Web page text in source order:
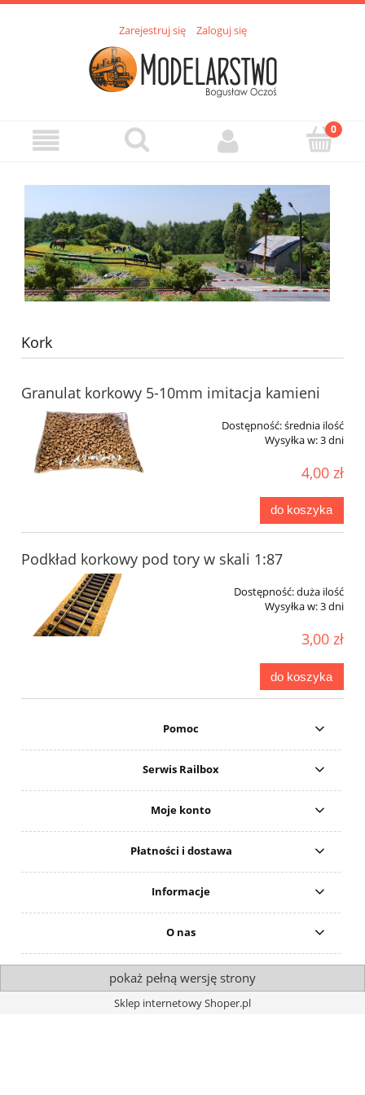
Zarejestruj się Zaloguj się
Kork
Granulat korkowy 5-10mm imitacja kamieni
Dostępność:średnia ilość
Wysyłka w:3 dni
4,00 zł
do koszyka
Podkład korkowy pod tory w skali 1:87
Dostępność:duża ilość
Wysyłka w:3 dni
3,00 zł
do koszyka
Pomoc
Serwis Railbox
Moje konto
Płatności i dostawa
Informacje
O nas
pokaż pełną wersję strony
Sklep internetowy Shoper.pl